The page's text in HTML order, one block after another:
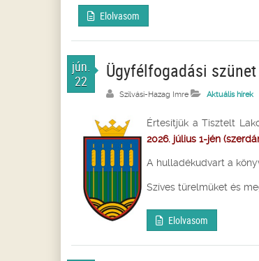
Elolvasom
jún.
22
Ügyfélfogadási szünet
Szilvási-Hazag Imre Aktuális hírek
Értesítjük a Tisztelt
2026. július 1-jén
A hulladékudvart a
Szíves türelmüket és
Elolvasom